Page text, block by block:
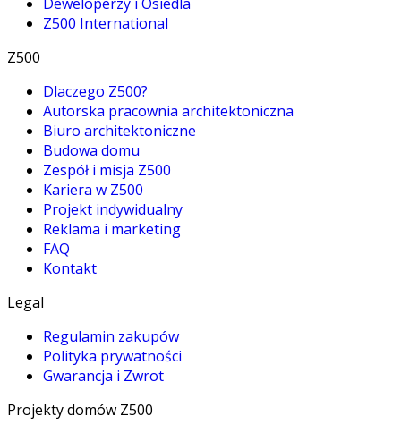
Deweloperzy i Osiedla
Z500 International
Z500
Dlaczego Z500?
Autorska pracownia architektoniczna
Biuro architektoniczne
Budowa domu
Zespół i misja Z500
Kariera w Z500
Projekt indywidualny
Reklama i marketing
FAQ
Kontakt
Legal
Regulamin zakupów
Polityka prywatności
Gwarancja i Zwrot
Projekty domów Z500